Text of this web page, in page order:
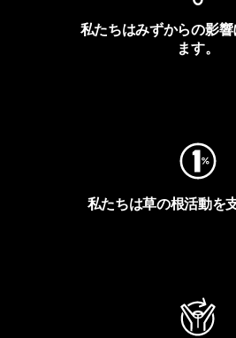
私たちはみずからの影
ます。
私たちは草の根活動を